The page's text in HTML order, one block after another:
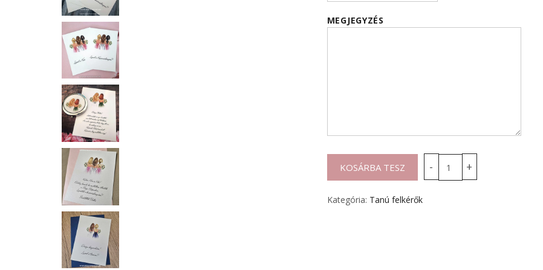
MEGJEGYZÉS
Kategória: Tanú felkérők